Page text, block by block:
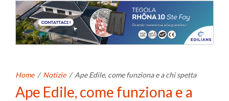
Home / Notizie / Ape Edile, come funziona e a chi spetta
Ape Edile, come funziona e a